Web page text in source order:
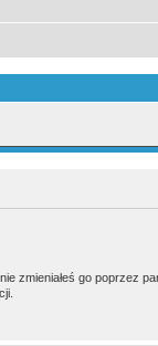
zmieniałeś go poprzez